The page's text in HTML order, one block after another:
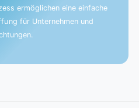
ermöglichen eine einfache
für Unternehmen und